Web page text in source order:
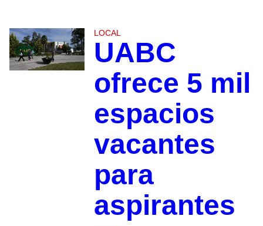
LOCAL
UABC
ofrece 5 mil
espacios
vacantes
para
aspirantes